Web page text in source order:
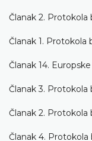
Članak 2. Protokola
Članak 1. Protokola
Članak 14.
Članak 3. Protokola
Članak 2. Protokola
Članak 4. Protokola